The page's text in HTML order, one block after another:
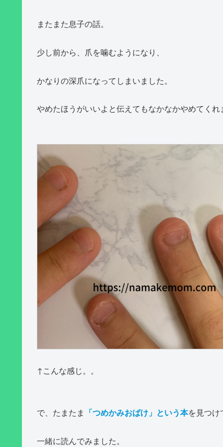
またまた息子の話。
少し前から、爪を噛むようになり、
かなりの深爪になってしまいました。
やめたほうがいいよと伝えてもなかなかやめてくれ
↑こんな感じ。。
で、たまたま 「つめかみおばけ」という本を見つけ
一緒に読んでみました。